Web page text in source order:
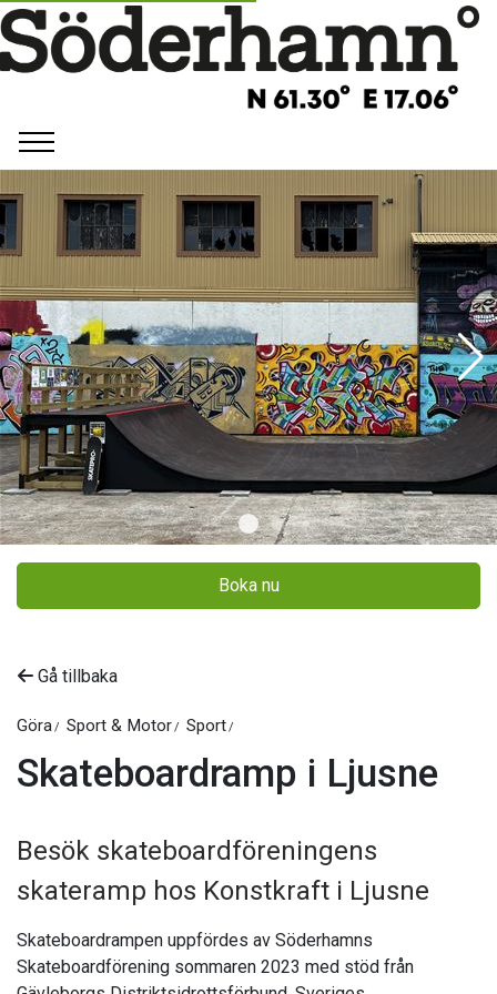
Boka nu
Gå tillbaka
Göra Sport & Motor Sport
Skateboardramp i Ljusne
Besök skateboardföreningens
skateramp hos Konstkraft i Ljusne
Skateboardrampen uppfördes av Söderhamns
Skateboardförening sommaren 2023 med stöd från